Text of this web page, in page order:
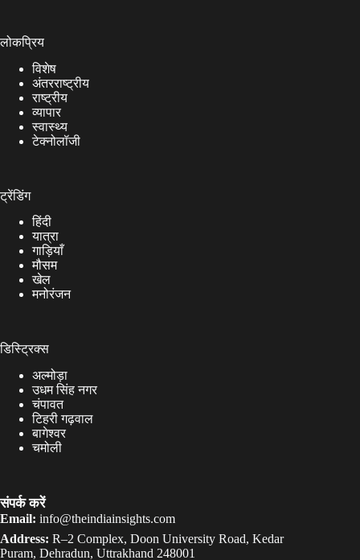
लोकप्रिय
विशेष
अंतरराष्ट्रीय
राष्ट्रीय
व्यापार
स्वास्थ्य
टेक्नोलॉजी
ट्रेंडिंग
हिंदी
यात्रा
गाड़ियाँ
मौसम
खेल
मनोरंजन
डिस्ट्रिक्स
अल्मोड़ा
उधम सिंह नगर
चंपावत
टिहरी गढ़वाल
बागेश्वर
चमोली
संपर्क करें
Email: info@theindiainsights.com
Address: R–2 Complex, Doon University Road, Kedar
Puram, Dehradun, Uttrakhand 248001